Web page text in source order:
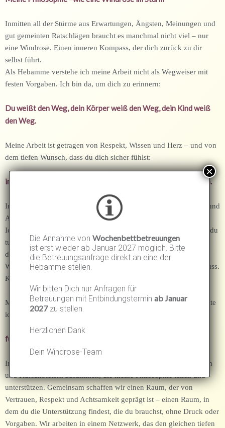
Inmitten all der Stürme aus Erwartungen, Ängsten, Meinungen und
gut gemeinten Ratschlägen braucht es manchmal nicht viel – nur
eine Windrose. Einen inneren Kompass, der dich zurück zu dir
selbst führt.
Als Hebamme verstehe ich meine Arbeit nicht als Wegweiser mit
festen Vorgaben. Ich bin da, um dich zu erinnern:
Du weißt den Weg, dein Körper weiß den Weg, dein Kind weiß
den Weg.
Meine Arbeit ist getragen von Respekt, Wissen und Herz – und von
dem tiefen Wunsch, dass du dich sicher fühlst:
in deinem Körper, in deiner Intuition, in deinen Entscheidungen.
In dieser besonderen Zeit möchte ich dich mit Herz, Kompetenz und
Achtsamkeit begleiten.
Ich bin da, wenn du mich brauchst – nicht, um dir zu sagen, was du
tun sollst, sondern um dir zu helfen, herauszufinden, was sich für
dich richtig anfühlt.
Wie eine Windrose möchte ich stille Orientierung bieten. Kein Muss.
Kein Druck. Sondern eine Einladung.
Mit meiner Erfahrung, meinem Wissen und viel Feingefühl begleite
ich dich – damit du Entscheidungen treffen kannst, die gut sind:
für dich, für dein Kind, für euch als Familie.
In meiner Praxis arbeite ich Hand in Hand mit Hebammen, Ärzten
und Kursanbietern zusammen, die meine Philosophie teilen und
unterstützen. Gemeinsam schaffen wir einen Raum, der von
Vertrauen, Respekt und Achtsamkeit geprägt ist – einen Raum, in
dem du die Unterstützung findest, die du brauchst, ohne Druck oder
Vorgaben. Wir arbeiten in einem Netzwerk, das den gleichen tiefen
Die Annahme von Wochenbettbetreuungen
ist erst wieder ab Januar 2027 möglich. Bitte
die Betreuungsanfrage direkt an eine der
Hebamme stellen.
Wir bitten Dich nur Anfragen für
Betreuungen mit Entbindungstermin ab Januar
2027zu stellen.
Herzlichen Dank
Dein Windrose-Team